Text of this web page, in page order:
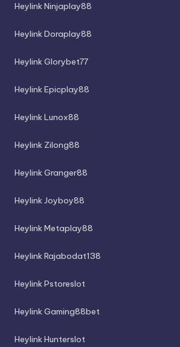
Heylink Ninjaplay88
Heylink Doraplay88
Heylink Glorybet77
Heylink Epicplay88
Heylink Lunox88
Heylink Zilong88
Heylink Granger88
Heylink Joyboy88
Heylink Metaplay88
Heylink Rajabodat138
Heylink Pstoreslot
Heylink Gaming88bet
Heylink Hunterslot